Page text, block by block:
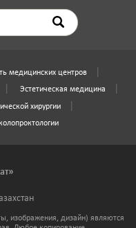
медицинских центров
Эстетическая медицина
хирургии
изображения, дизайн) являются